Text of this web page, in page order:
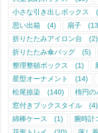
小さな引き出しボックス
思い出箱
(4) 扇子
折りたたみアイロン台
(2)
折りたたみ傘バッグ
(5)
整理整頓ボックス
(1)
星型オーナメント
(14)
松尾捺染
(140) 楕円の
窓付きブックスタイル
(4)
綿棒ケース
(1) 腕時計